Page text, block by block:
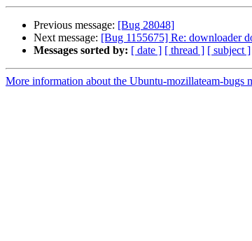
Previous message: [Bug 28048]
Next message: [Bug 1155675] Re: downloader
Messages sorted by: [ date ] [ thread ] [ subject ]
More information about the Ubuntu-mozillateam-bugs